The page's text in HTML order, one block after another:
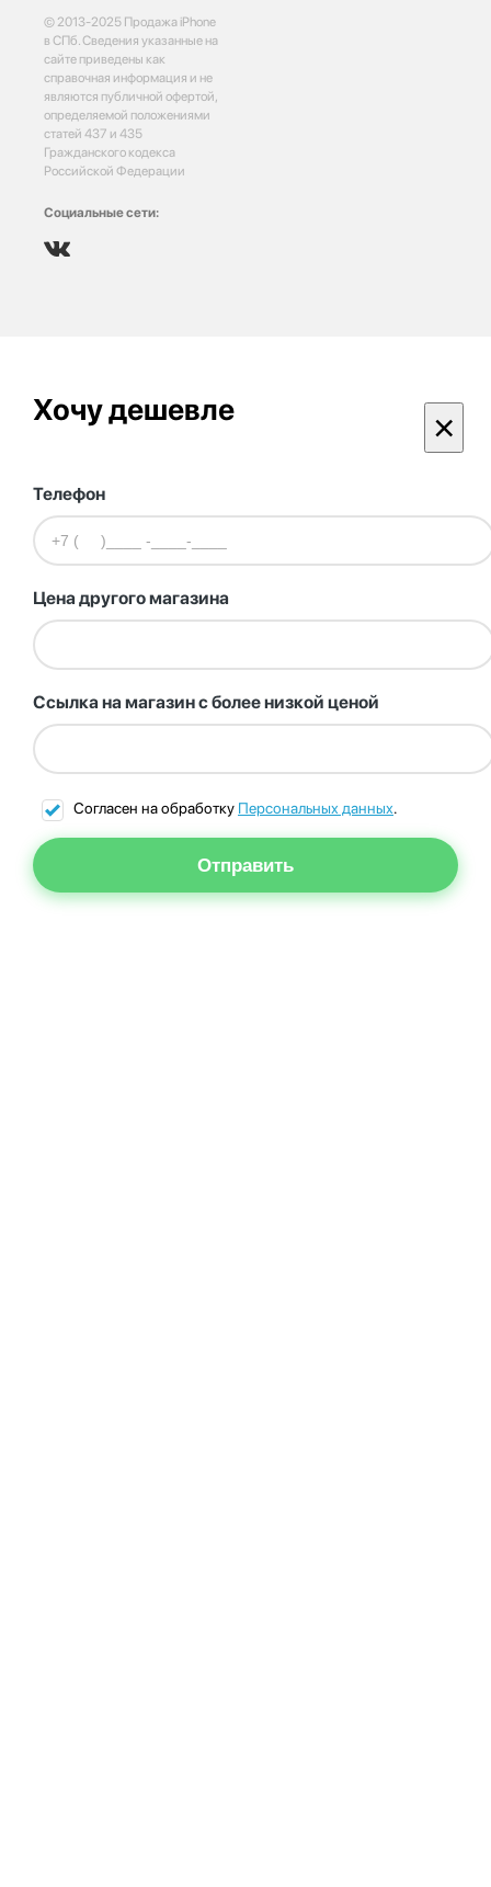
© 2013-2025 Продажа iPhone
в СПб. Сведения указанные на
сайте приведены как
справочная информация и не
являются публичной офертой,
определяемой положениями
статей 437 и 435
Гражданского кодекса
Российской Федерации
Социальные сети:
Хочу дешевле ×
Телефон
Цена другого магазина
Ссылка на магазин с более низкой ценой
Согласен на обработку Персональных данных.
Отправить